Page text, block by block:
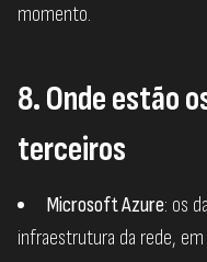
momento.
8. Onde estão
terceiros
Microsoft Azure: os
infraestrutura da rede, em